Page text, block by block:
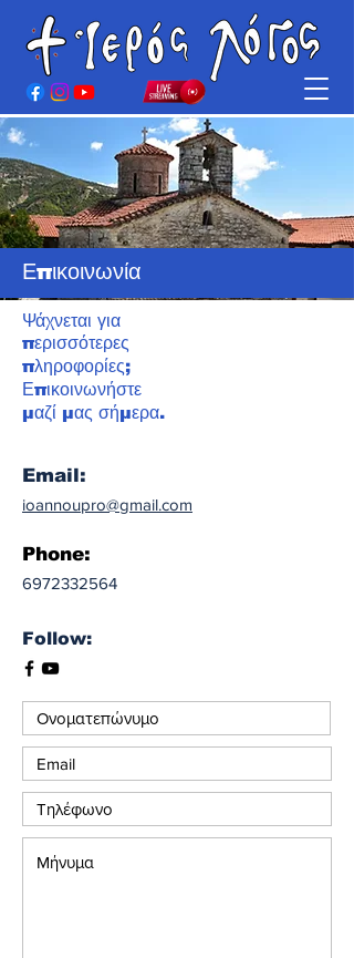
Επικοινωνία
Ψάχνεται για
περισσότερες
πληροφορίες;
Επικοινωνήστε
μαζί μας σήμερα.
Email:
ioannoupro@gmail.com
Phone:
6972332564
Follow: